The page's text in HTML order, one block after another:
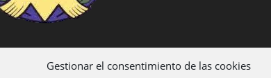
Gestionar el consentimiento de las cookies